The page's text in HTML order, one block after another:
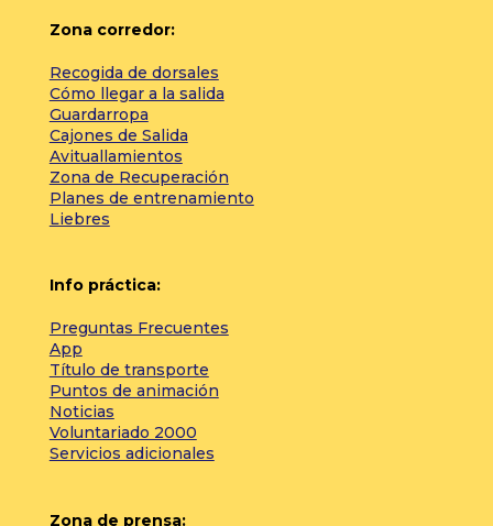
Zona corredor:
Recogida de dorsales
Cómo llegar a la salida
Guardarropa
Cajones de Salida
Avituallamientos
Zona de Recuperación
Planes de entrenamiento
Liebres
Info práctica:
Preguntas Frecuentes
App
Título de transporte
Puntos de animación
Noticias
Voluntariado 2000
Servicios adicionales
Zona de prensa: